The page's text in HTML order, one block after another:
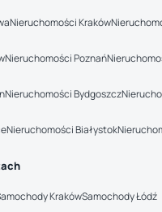
Nieruchomości Kraków
Nieruchomości Poznań
Nieruchomości Bydgoszcz
Nieruchomości Białystok
KrakówSamochody Łódź